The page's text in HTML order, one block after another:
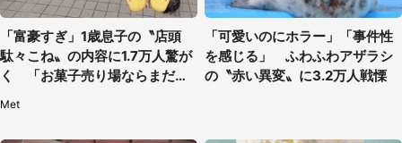
「富豪すぎ」1歳息子の〝店頭
駄々こね〟の内容に1.7万人驚が
く 「お菓子売り場ならまだし
Met
「可愛いのにホラー」「事件性
を感じる」 ふわふわアザラシ
の〝赤い異変〟に3.2万人戦慄